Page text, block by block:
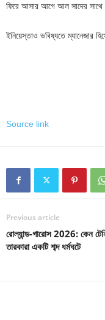
ফিরে আসার আগে আল সাদের সাথে
ইনিয়েস্তাও ভবিষ্যতে ম্যানেজার
Source link
Previous article
রোল্যান্ড-গারোস 2026: কেন
তারকারা একটি শব্দ ধর্মঘটে